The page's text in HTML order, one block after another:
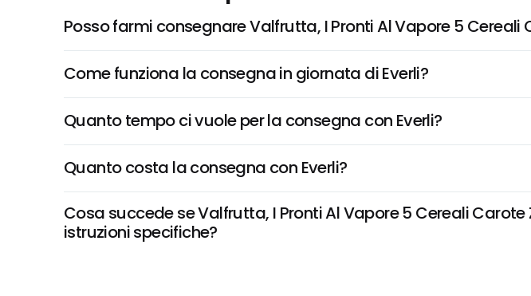
Posso farmi consegnare Valfrutta, I Pronti Al Vapore 5 Cereali
Come funziona la consegna in giornata di Everli?
Quanto tempo ci vuole per la consegna con Everli?
Quanto costa la consegna con Everli?
Cosa succede se Valfrutta, I Pronti Al Vapore 5 Cereali
istruzioni specifiche?